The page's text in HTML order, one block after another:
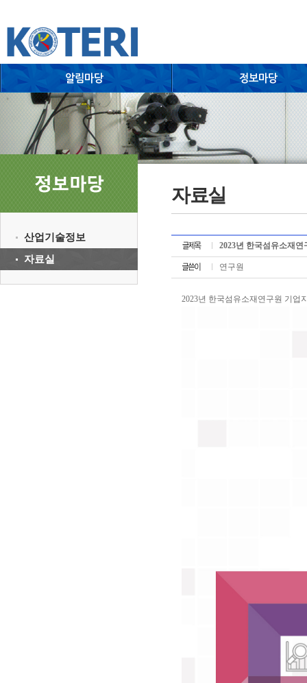
산업기술정보
자료실
자료실
2023년 한국섬유소재
연구원
2023년 한국섬유소재연구원 기업